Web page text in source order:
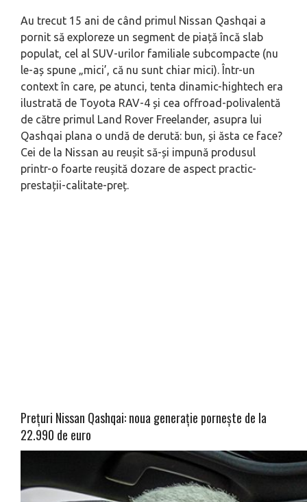
Au trecut 15 ani de când primul Nissan Qashqai a
pornit să exploreze un segment de piață încă slab
populat, cel al SUV-urilor familiale subcompacte (nu
le-aș spune „mici’, că nu sunt chiar mici). Într-un
context în care, pe atunci, tenta dinamic-hightech era
ilustrată de Toyota RAV-4 și cea offroad-polivalentă
de către primul Land Rover Freelander, asupra lui
Qashqai plana o undă de derută: bun, și ăsta ce face?
Cei de la Nissan au reușit să-și impună produsul
printr-o foarte reușită dozare de aspect practic-
prestații-calitate-preț.
Prețuri Nissan Qashqai: noua generație pornește de la
22.990 de euro